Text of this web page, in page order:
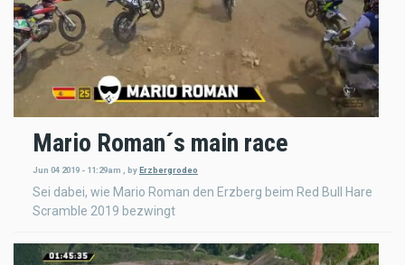
Mario Roman´s main race
Jun 04 2019 - 11:29am byErzbergrodeo
Sei dabei, wie Mario Roman den Erzberg beim Red Bull Hare
Scramble 2019 bezwingt